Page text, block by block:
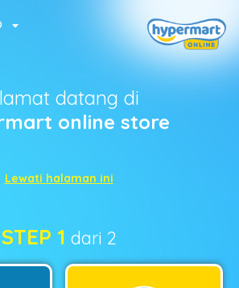
datang di
online store
Lewati halaman ini
STEP 1 dari 2